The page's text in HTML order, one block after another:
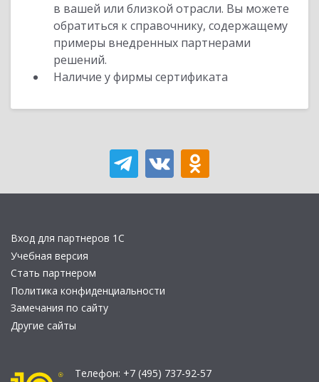
в вашей или близкой отрасли. Вы можете
обратиться к справочнику, содержащему
примеры внедренных партнерами
решений.
Наличие у фирмы сертификата
Вход для партнеров 1С
Учебная версия
Стать партнером
Политика конфиденциальности
Замечания по сайту
Другие сайты
Телефон: +7 (495) 737-92-57